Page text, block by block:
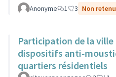
Anonyme 1 3 Non
Participation de la
dispositifs anti-
quartiers résidentiels